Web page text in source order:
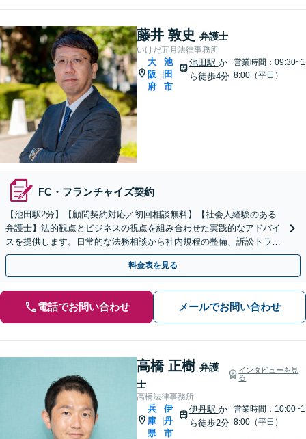
藤井 敦史 弁護士
いけだ五月法律事務所
大
阪
府
池
田
市
池田駅 か
ら徒歩4分
営業時間：09:30~1
8:00（平日）
FC・フランチャイズ契約
【池田駅2分】【顧問契約対応／初回相談無料】【社会人経験のある
弁護士】法的観点とビジネスの視点を組み合わせた実践的なアドバイ
スを提供します。日常的な法務相談から社内規程の整備、訴訟トラブ
ルまで対応「法人破産に関するご相談もお任せください」
料金表を見る
電話でお問い合わせ メールでお問い合わせ
高橋 正樹 弁護
士
インタビューを見
る
高橋法律事務所
兵
庫
県
伊
丹
市
伊丹駅 か
ら徒歩2分
営業時間：10:00~1
8:00（平日）